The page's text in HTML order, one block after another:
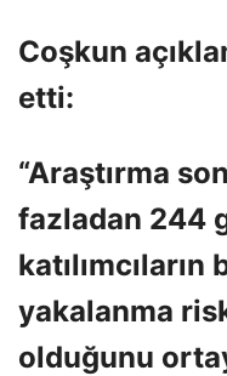
Coşkun
etti:
“Araştırma
fazladan 244
yakalanma
olduğunu